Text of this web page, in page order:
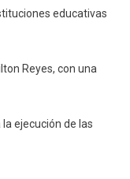
educativas
Reyes, con una
ejecución de las